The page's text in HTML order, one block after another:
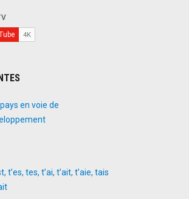
en voie de
t’es, tes, t’ai, t’ait, t’aie, tais